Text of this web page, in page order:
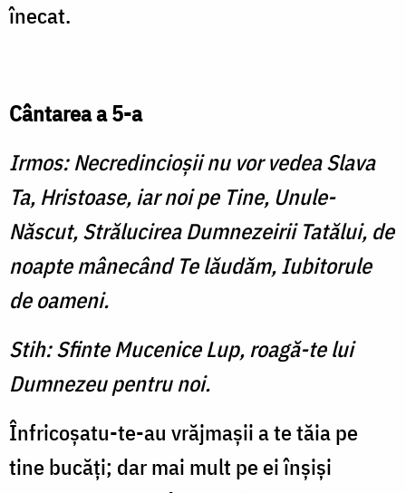
înecat.
Cântarea a 5-a
Irmos: Necredincioşii nu vor ve­dea Slava
Ta, Hristoase, iar noi pe Tine, Unule-
Născut, Strălucirea Dumnezeirii Tatălui, de
noapte mânecând Te lăudăm, Iubitorule
de oameni.
Stih: Sfinte Mucenice Lup, roagă-te lui
Dumnezeu pentru noi.
Înfricoşatu-te-au vrăjmaşii a te tăia pe
tine bucăţi; dar mai mult pe ei înşişi